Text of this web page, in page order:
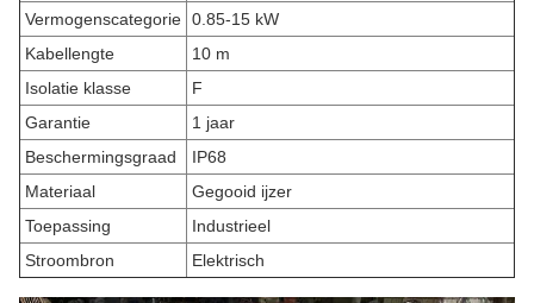
Vermogenscategorie 0.85-15 kW
Kabellengte
10 m
Isolatie klasse
F
Garantie
1 jaar
Beschermingsgraad
IP68
Materiaal
Gegooid ijzer
Toepassing
Industrieel
Stroombron
Elektrisch